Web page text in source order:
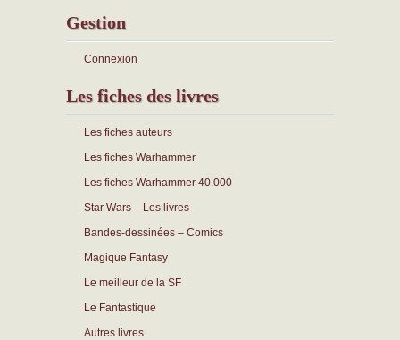
Gestion
Connexion
Les fiches des livres
Les fiches auteurs
Les fiches Warhammer
Les fiches Warhammer 40.000
Star Wars – Les livres
Bandes-dessinées – Comics
Magique Fantasy
Le meilleur de la SF
Le Fantastique
Autres livres